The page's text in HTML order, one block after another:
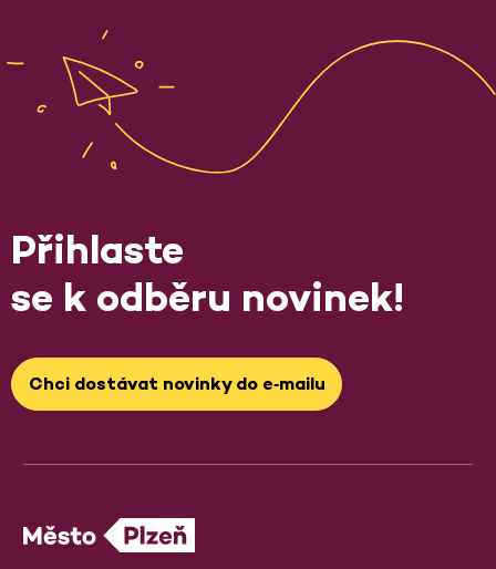
Přihlaste
se k odběru novinek!
Chci dostávat novinky do e‑mailu